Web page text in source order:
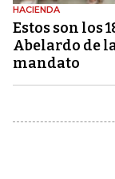
HACIENDA
Estos son los
Abelardo de
mandato